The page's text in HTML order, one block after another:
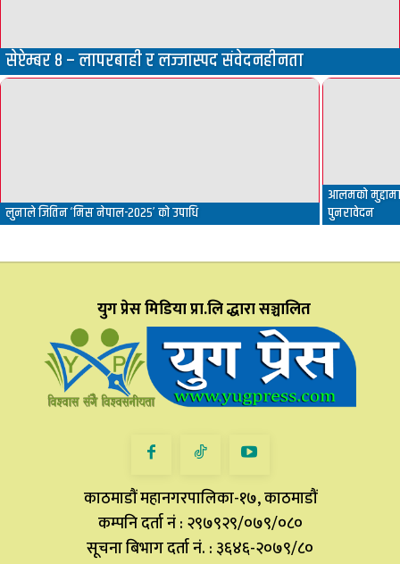
सेप्टेम्बर ८ – लापरबाही र लज्जास्पद संवेदनहीनता
लुनाले जितिन ‘मिस नेपाल-२०२५’ को उपाधि
आलमको
पुनरावेदन
युग प्रेस मिडिया प्रा.लि द्धारा सञ्चालित
काठमाडौं महानगरपालिका-१७, काठमाडौं
कम्पनि दर्ता नं : २९७९२९/०७९/०८०
सूचना बिभाग दर्ता नं. : ३६४६-२०७९/८०